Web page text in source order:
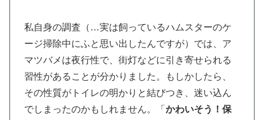
私自身の調査（…実は飼っているハムスターのケ
ージ掃除中にふと思い出したんですが）では、ア
マツバメは夜行性で、街灯などに引き寄せられる
習性があることが分かりました。もしかしたら、
その性質がトイレの明かりと結びつき、迷い込ん
でしまったのかもしれません。「 かわいそう！保